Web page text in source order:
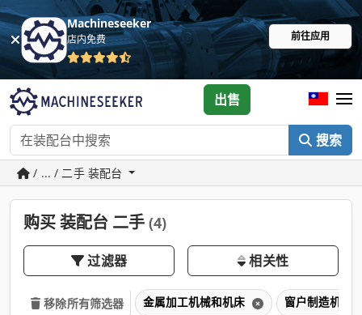
Machineseeker
店内免费 前往应用
搜索
出售
/ ... / 二手 装配台
购买 装配台 二手 (4)
过滤器 相关性
移除所有筛选器 金属加工机械和机床 窗户制造机械